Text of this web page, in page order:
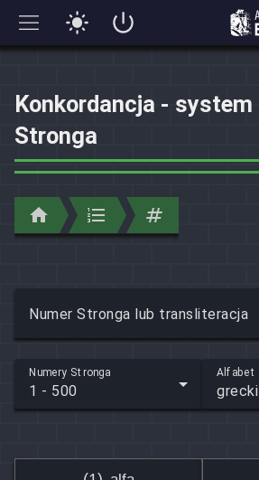
Konkordancja - system
Stronga
Numer Stronga lub transliteracja
Numery Stronga
1 - 500
Alfabet
grecki